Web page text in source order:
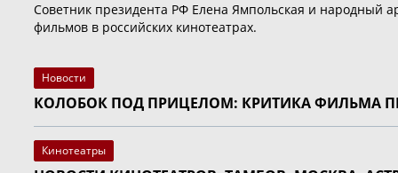
Советник президента РФ Елена Ямпольская и народный
фильмов в российских кинотеатрах.
Новости
КОЛОБОК ПОД ПРИЦЕЛОМ: КРИТИКА ФИЛЬМА
Кинотеатры